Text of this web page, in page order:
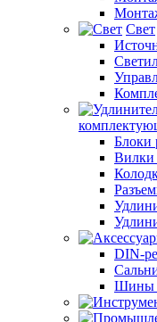
Свет
Блоки
Вилки
DIN-
Шины